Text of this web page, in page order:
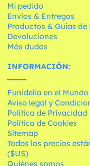
Mi pedido
Envíos & Entregas
Productos & Guías de
Devoluciones
Más dudas
INFORMACIÓN:
Funidelia en el Mundo
Aviso legal y
Política de Privacidad
Política de Cookies
Sitemap
Todos los precios
($US)
Quiénes somos